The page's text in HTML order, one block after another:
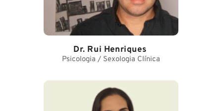
Dr. Rui Henriques
Psicologia / Sexologia Clínica